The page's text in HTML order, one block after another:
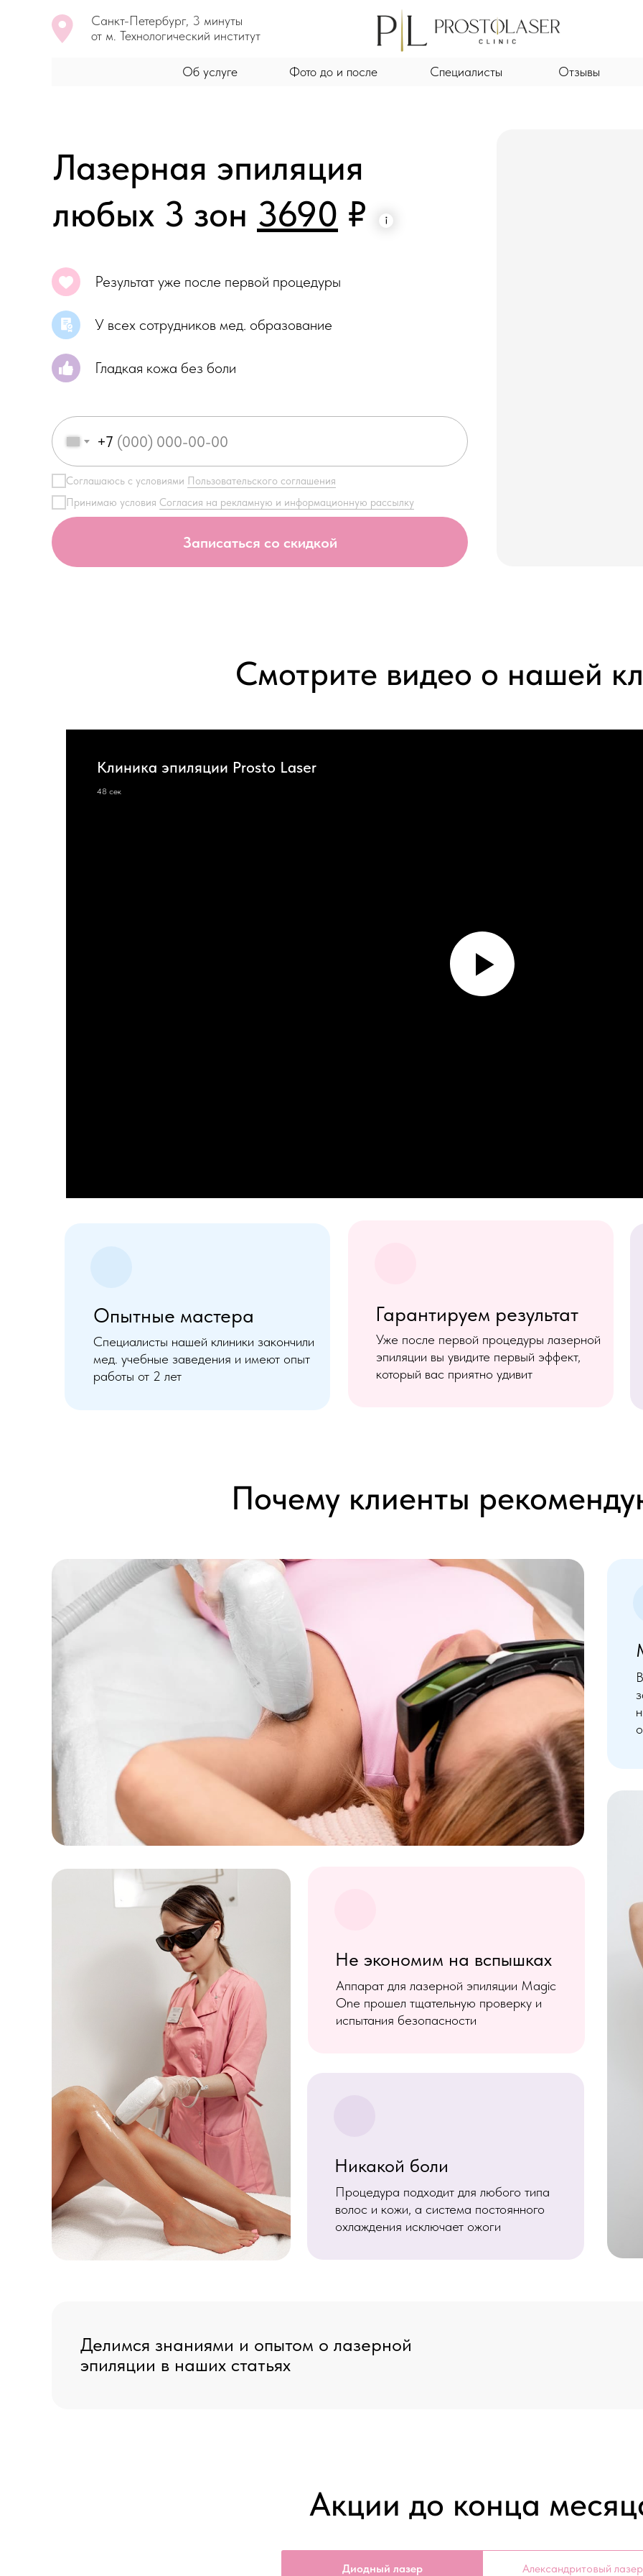
Санкт-Петербург, 3 минуты
от м. Технологический институт
Об услуге Фото до и после Специалисты Отзывы
Лазерная эпиляция
любых 3 зон 3690 ₽
Результат уже после первой процедуры
У всех сотрудников мед. образование
+7
Соглашаюсь с условиями Пользовательского соглашения
Принимаю условия Согласия на рекламную и информационную рассылку
Записаться со скидкой
Гладкая кожа без боли
Смотрите видео о нашей
Клиника эпиляции Prosto Laser
48 сек
Опытные мастера
Специалисты нашей клиники закончили
мед. учебные заведения и имеют опыт
работы от 2 лет
Гарантируем результат
Уже после первой процедуры лазерной
эпиляции вы увидите первый эффект,
который вас приятно удивит
Почему клиенты
Не экономим на вспышках
Аппарат для лазерной эпиляции Magic
One прошел тщательную проверку и
испытания безопасности
Никакой боли
Процедура подходит для любого типа
волос и кожи, а система постоянного
охлаждения исключает ожоги
Делимся знаниями и опытом о лазерной
эпиляции в наших статьях
Акции до конца
Диодный лазер Александритовый лазер